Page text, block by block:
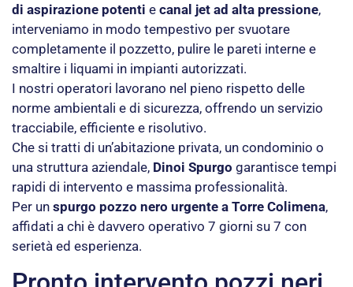
di aspirazione potenti e canal jet ad alta pressione,
interveniamo in modo tempestivo per svuotare
completamente il pozzetto, pulire le pareti interne e
smaltire i liquami in impianti autorizzati.
I nostri operatori lavorano nel pieno rispetto delle
norme ambientali e di sicurezza, offrendo un servizio
tracciabile, efficiente e risolutivo.
Che si tratti di un’abitazione privata, un condominio o
una struttura aziendale, Dinoi Spurgo garantisce tempi
rapidi di intervento e massima professionalità.
Per un spurgo pozzo nero urgente a Torre Colimena,
affidati a chi è davvero operativo 7 giorni su 7 con
serietà ed esperienza.